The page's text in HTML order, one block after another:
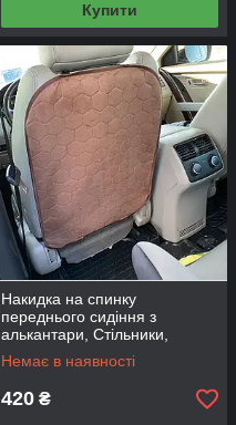
Купити
Накидка на спинку
переднього сидіння з
алькантари, Стільники,
Коричневі
Немає в наявності
420 ₴